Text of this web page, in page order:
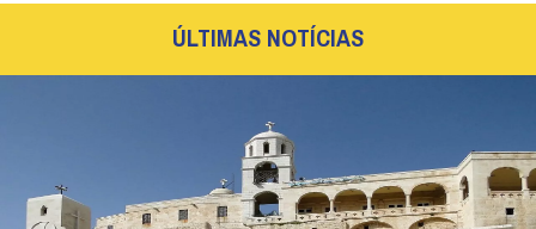
ÚLTIMAS NOTÍCIAS